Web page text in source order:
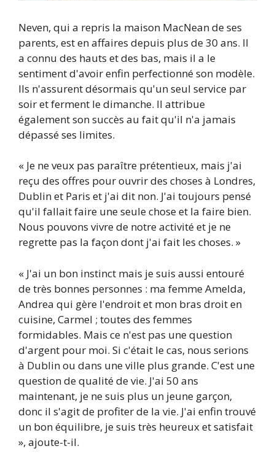
Neven, qui a repris la maison MacNean de ses
parents, est en affaires depuis plus de 30 ans. Il
a connu des hauts et des bas, mais il a le
sentiment d'avoir enfin perfectionné son modèle.
Ils n'assurent désormais qu'un seul service par
soir et ferment le dimanche. Il attribue
également son succès au fait qu'il n'a jamais
dépassé ses limites.
« Je ne veux pas paraître prétentieux, mais j'ai
reçu des offres pour ouvrir des choses à Londres,
Dublin et Paris et j'ai dit non. J'ai toujours pensé
qu'il fallait faire une seule chose et la faire bien.
Nous pouvons vivre de notre activité et je ne
regrette pas la façon dont j'ai fait les choses. »
« J'ai un bon instinct mais je suis aussi entouré
de très bonnes personnes : ma femme Amelda,
Andrea qui gère l'endroit et mon bras droit en
cuisine, Carmel ; toutes des femmes
formidables. Mais ce n'est pas une question
d'argent pour moi. Si c'était le cas, nous serions
à Dublin ou dans une ville plus grande. C'est une
question de qualité de vie. J'ai 50 ans
maintenant, je ne suis plus un jeune garçon,
donc il s'agit de profiter de la vie. J'ai enfin trouvé
un bon équilibre, je suis très heureux et satisfait
», ajoute-t-il.